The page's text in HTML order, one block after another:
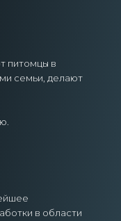
питомцы в
семьи, делают
в области